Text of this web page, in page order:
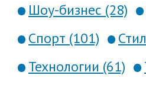
Шоу-бизнес (28)
Спорт (101)
Технологии (61)